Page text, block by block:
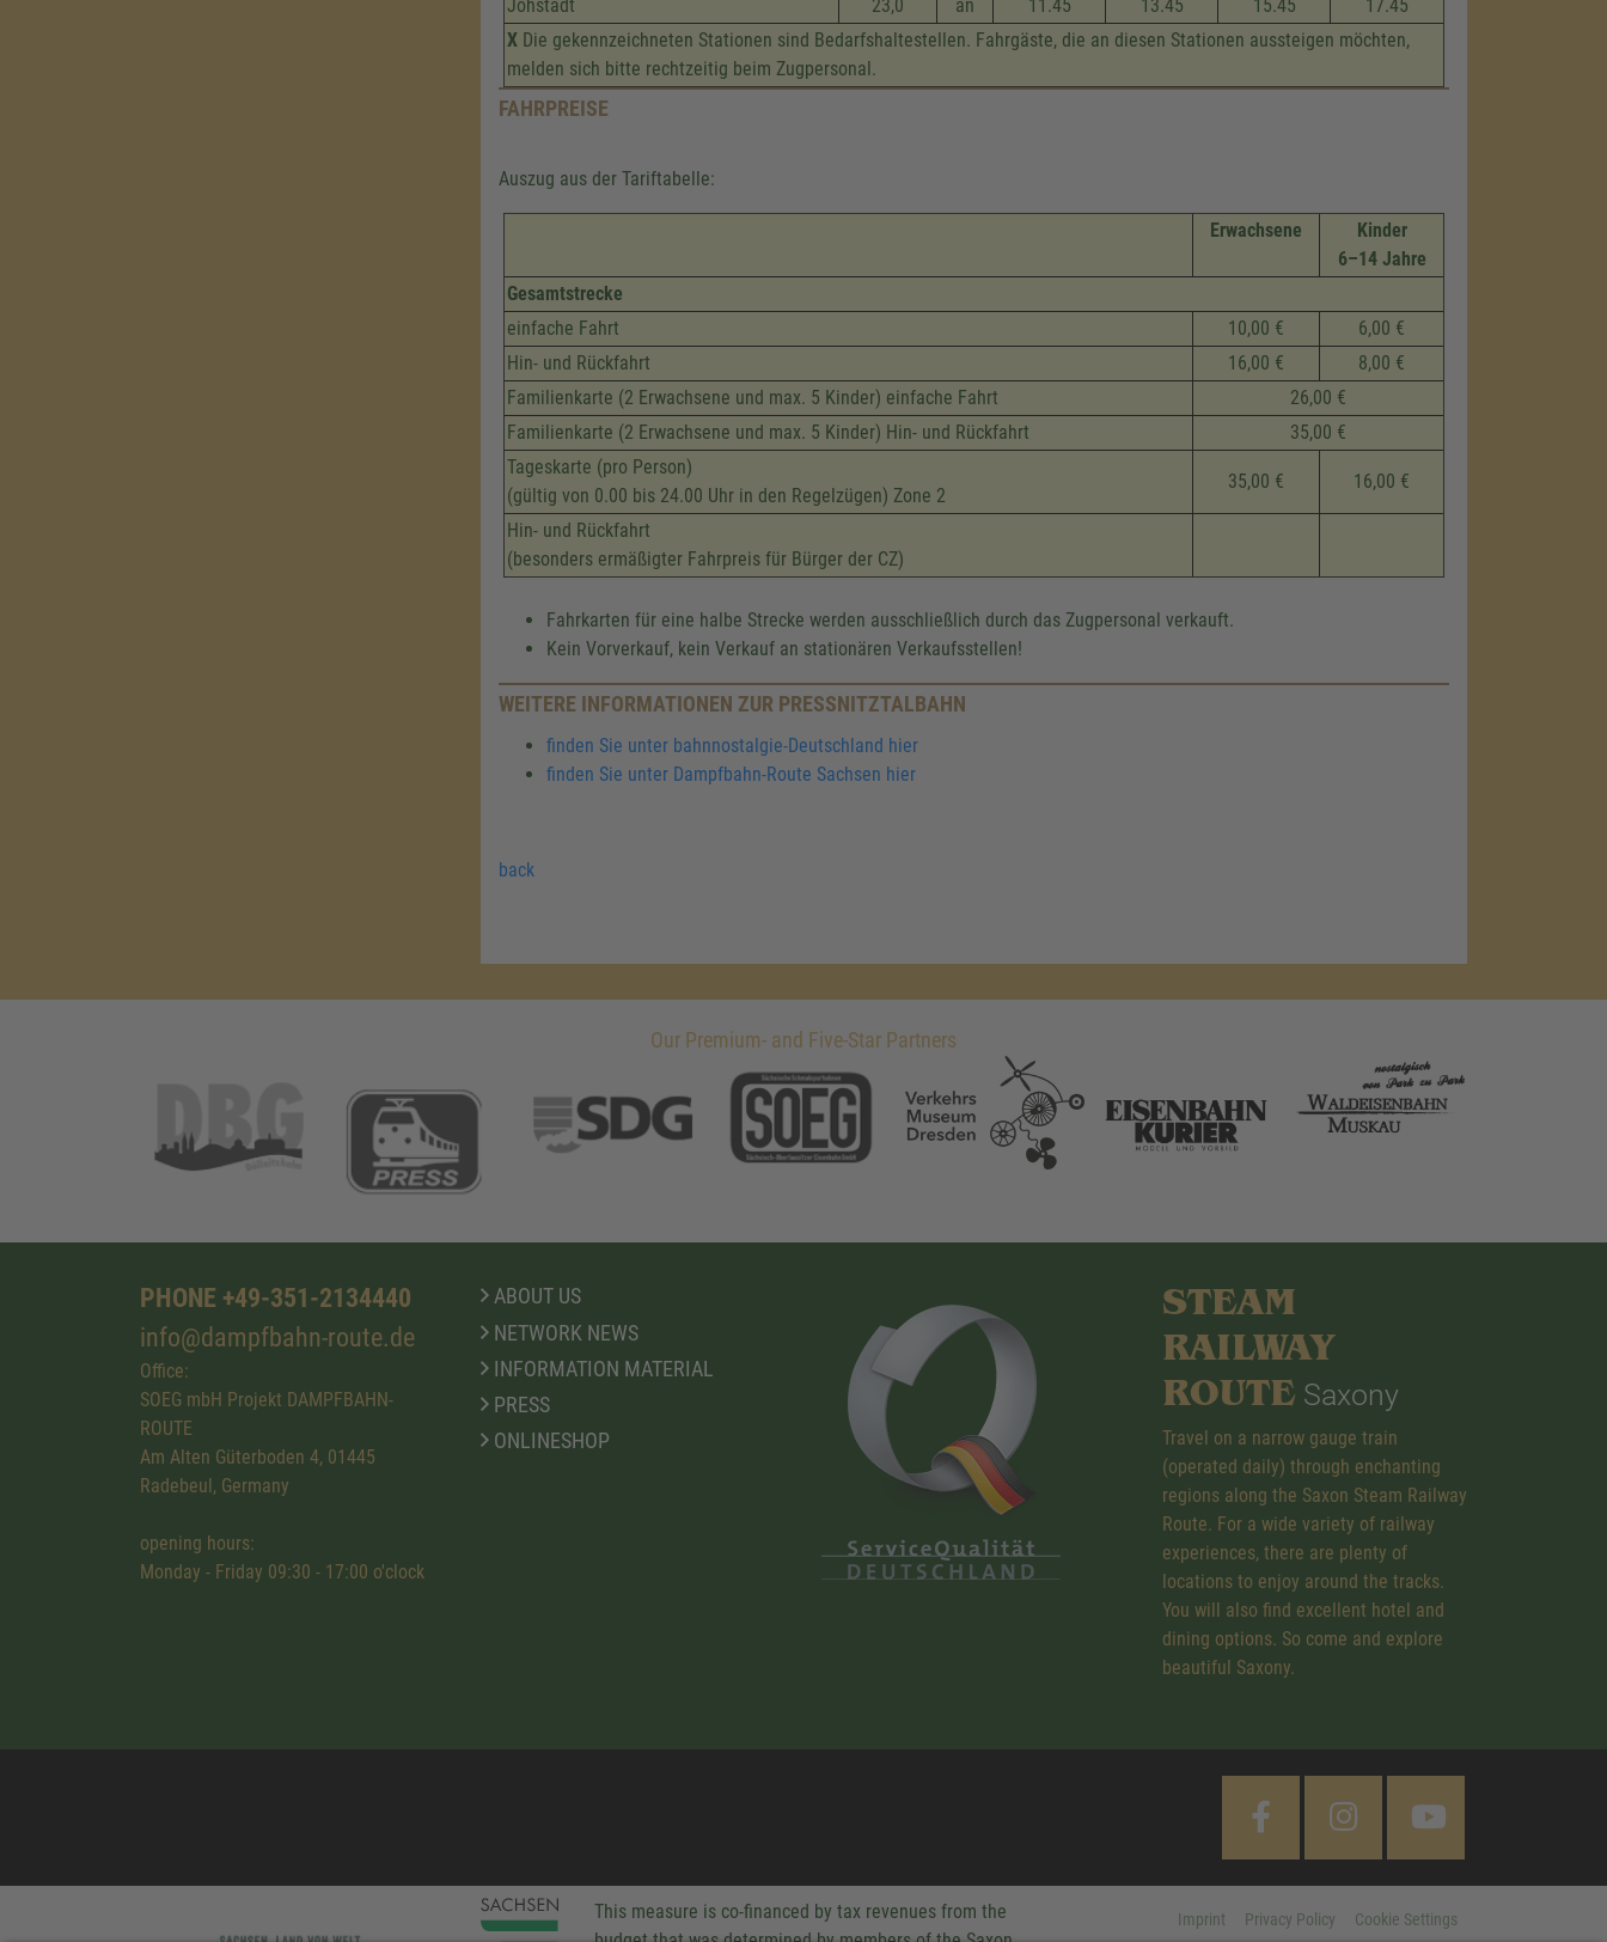
Jöhstadt
23,0 an 11.45 13.45 15.45
17.45
X Die gekennzeichneten Stationen sind Bedarfshaltestellen. Fahrgäste, die an diesen Stationen aussteigen möchten,
melden sich bitte rechtzeitig beim Zugpersonal.
FAHRPREISE
Auszug aus der Tariftabelle:
Erwachsene
Kinder
6–14 Jahre
Gesamtstrecke
einfache Fahrt
10,00 €
6,00 €
Hin- und Rückfahrt
16,00 €
8,00 €
Familienkarte (2 Erwachsene und max. 5 Kinder) einfache Fahrt
26,00 €
Familienkarte (2 Erwachsene und max. 5 Kinder) Hin- und Rückfahrt
35,00 €
Tageskarte (pro Person)
(gültig von 0.00 bis 24.00 Uhr in den Regelzügen) Zone 2
35,00 € 16,00 €
Hin- und Rückfahrt
(besonders ermäßigter Fahrpreis für Bürger der CZ)
Fahrkarten für eine halbe Strecke werden ausschließlich durch das Zugpersonal verkauft.
Kein Vorverkauf, kein Verkauf an stationären Verkaufsstellen!
WEITERE INFORMATIONEN ZUR PRESSNITZTALBAHN
finden Sie unter bahnnostalgie-Deutschland hier
finden Sie unter Dampfbahn-Route Sachsen hier
back
Our Premium- and Five-Star Partners
PHONE +49-351-2134440
info@dampfbahn-route.de
Office:
SOEG mbH Projekt DAMPFBAHN-
ROUTE
Am Alten Güterboden 4, 01445
Radebeul, Germany
opening hours:
Monday - Friday 09:30 - 17:00 o'clock
ABOUT US
NETWORK NEWS
INFORMATION MATERIAL
PRESS
ONLINESHOP
STEAM
RAILWAY
ROUTE Saxony
Travel on a narrow gauge train
(operated daily) through enchanting
regions along the Saxon Steam Railway
Route. For a wide variety of railway
experiences, there are plenty of
locations to enjoy around the tracks.
You will also find excellent hotel and
dining options. So come and explore
beautiful Saxony.
This measure is co-financed by tax revenues from the
Imprint Privacy Policy Cookie Settings